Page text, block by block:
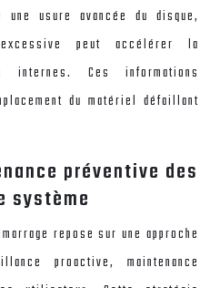
usure avancée du disque,
peut accélérer la
internes. Ces informations
du matériel défaillant
préventive des
système
repose sur une approche
proactive, maintenance